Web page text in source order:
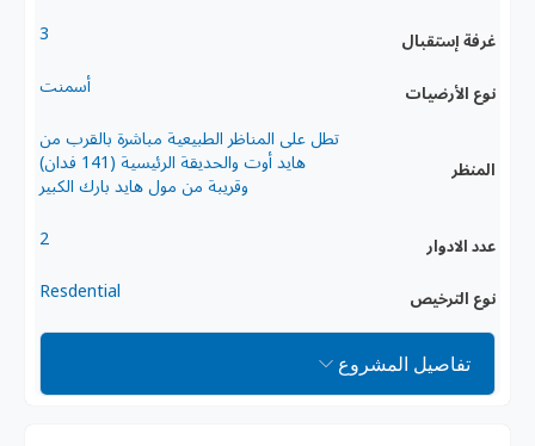
غرفة إستقبال 3
نوع الأرضيات أسمنت
المنظر
تطل على المناظر الطبيعية مباشرة بالقرب من
هايد أوت والحديقة الرئيسية (141 فدان)
وقريبة من مول هايد بارك الكبير
عدد الادوار 2
نوع الترخيص Resdential
تفاصيل المشروع